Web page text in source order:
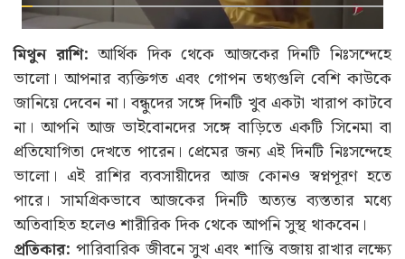
মিথুন রাশি: আর্থিক দিক থেকে আজকের দিনটি নিঃসন্দেহে
ভালো। আপনার ব্যক্তিগত এবং গোপন তথ্যগুলি বেশি কাউকে
জানিয়ে দেবেন না। বন্ধুদের সঙ্গে দিনটি খুব একটা খারাপ কাটবে
না। আপনি আজ ভাইবোনদের সঙ্গে বাড়িতে একটি সিনেমা বা
প্রতিযোগিতা দেখতে পারেন। প্রেমের জন্য এই দিনটি নিঃসন্দেহে
ভালো। এই রাশির ব্যবসায়ীদের আজ কোনও স্বপ্নপূরণ হতে
পারে। সামগ্রিকভাবে আজকের দিনটি অত্যন্ত ব্যস্ততার মধ্যে
অতিবাহিত হলেও শারীরিক দিক থেকে আপনি সুস্থ থাকবেন।
প্রতিকার: পারিবারিক জীবনে সুখ এবং শান্তি বজায় রাখার লক্ষ্যে